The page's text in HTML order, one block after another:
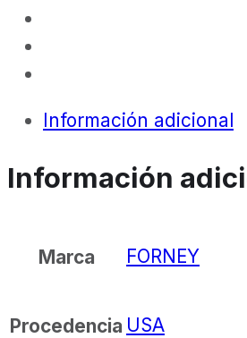
Información adicional
Información
Marca FORNEY
Procedencia USA